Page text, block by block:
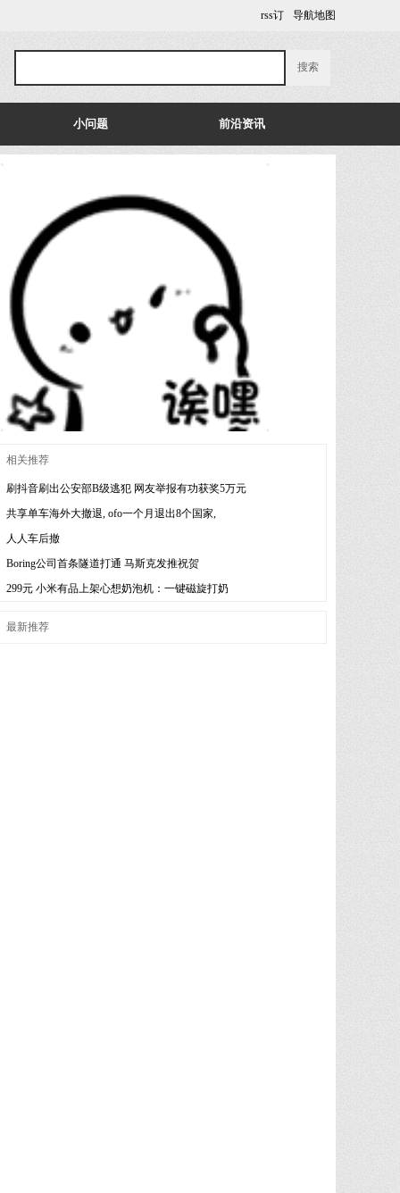
rss订 导航地图
小问题 前沿资讯
相关推荐
刷抖音刷出公安部B级逃犯 网友举报有功获奖5万元
共享单车海外大撤退, ofo一个月退出8个国家,
人人车后撤
Boring公司首条隧道打通 马斯克发推祝贺
299元 小米有品上架心想奶泡机：一键磁旋打奶
最新推荐